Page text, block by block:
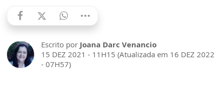
Escrito por Joana Darc Venancio
15 DEZ 2021 - 11H15 (Atualizada em 16 DEZ 2022
- 07H57)